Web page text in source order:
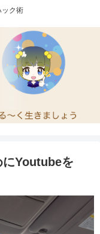
ク術
にYoutubeを